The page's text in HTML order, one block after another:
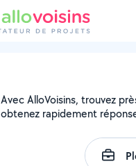
Avec AlloVoisins, trouvez
obtenez rapidement